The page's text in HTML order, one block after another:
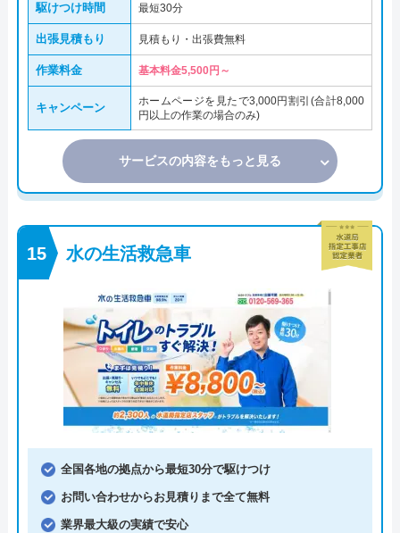
駆けつけ時間 最短30分
出張見積もり 見積もり・出張費無料
作業料金 基本料金5,500円～
キャンペーン
ホームページを見たで3,000円割引(合計8,000
円以上の作業の場合のみ)
サービスの内容をもっと見る
水の生活救急車
全国各地の拠点から最短30分で駆けつけ
お問い合わせからお見積りまで全て無料
業界最大級の実績で安心